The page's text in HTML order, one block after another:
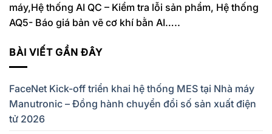
máy,Hệ thống AI QC – Kiểm tra lỗi sản phẩm, Hệ thống
AQ5- Báo giá bản vẽ cơ khí bằn AI…..
BÀI VIẾT GẦN ĐÂY
FaceNet Kick-off triển khai hệ thống MES tại Nhà máy
Manutronic – Đồng hành chuyển đổi số sản xuất điện
tử 2026